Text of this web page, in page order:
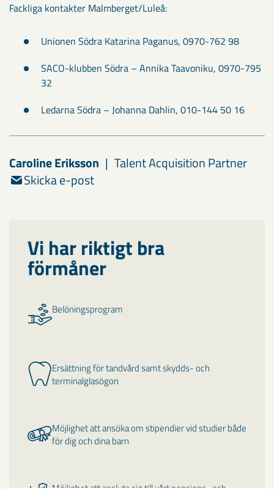
Fackliga kontakter Malmberget/Luleå:
Unionen Södra Katarina Paganus, 0970-762 98
SACO-klubben Södra – Annika Taavoniku, 0970-795
32
Ledarna Södra – Johanna Dahlin, 010-144 50 16
Caroline Eriksson
Talent Acquisition Partner
Skicka e-post
Vi har riktigt bra
förmåner
Belöningsprogram
Ersättning för tandvård samt skydds- och
terminalglasögon
Möjlighet att ansöka om stipendier vid studier både
för dig och dina barn